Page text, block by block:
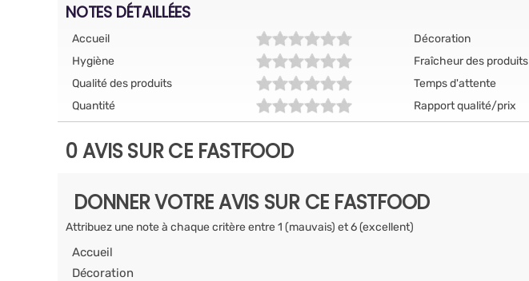
NOTES DÉTAILLÉES
Accueil
Décoration
Hygiène
Fraîcheur des produits
Qualité des produits
Temps d'attente
Quantité
Rapport qualité/prix
0 AVIS SUR CE FASTFOOD
DONNER VOTRE AVIS SUR CE FASTFOOD
Attribuez une note à chaque critère entre 1 (mauvais) et 6 (excellent)
Accueil
Décoration